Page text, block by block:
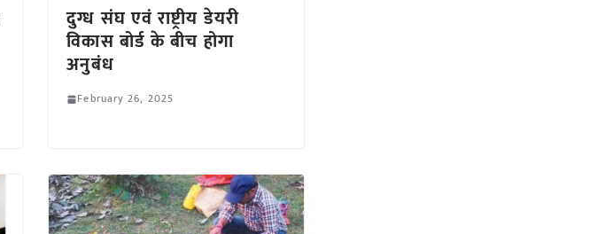
दुग्ध संघ एवं राष्ट्रीय डेयरी
विकास बोर्ड के बीच होगा
अनुबंध
February 26, 2025